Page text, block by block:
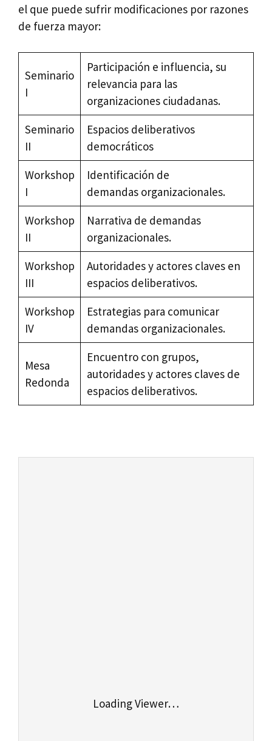
el que puede sufrir modificaciones por razones
de fuerza mayor:
Seminario
I
Participación e influencia, su
relevancia para las
organizaciones ciudadanas.
Seminario
II
Espacios deliberativos
democráticos
Workshop
I
Identificación de
demandas organizacionales.
Workshop
II
Narrativa de demandas
organizacionales.
Workshop
III
Autoridades y actores claves en
espacios deliberativos.
Workshop
IV
Estrategias para comunicar
demandas organizacionales.
Mesa
Redonda
Encuentro con grupos,
autoridades y actores claves de
espacios deliberativos.
Loading Viewer…